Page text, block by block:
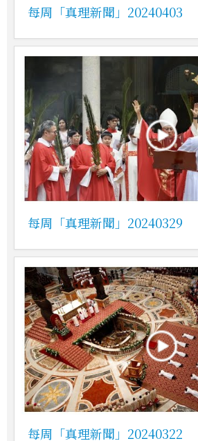
每周「真理新聞」20240403
每周「真理新聞」20240329
每周「真理新聞」20240322